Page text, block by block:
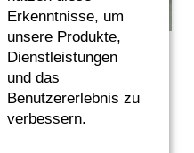
Zurück zur Übersicht
Erkenntnisse, um
unsere Produkte,
Dienstleistungen
und das
Benutzererlebnis zu
verbessern.